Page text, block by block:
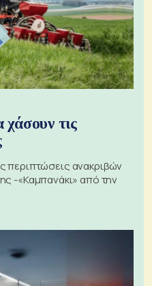
χάσουν τις
περιπτώσεις ανακριβών
-«Καμπανάκι» από την